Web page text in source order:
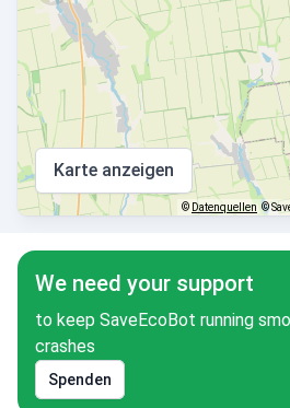
Karte anzeigen
© Datenquellen ©
We need your support
to keep SaveEcoBot running
crashes
Spenden